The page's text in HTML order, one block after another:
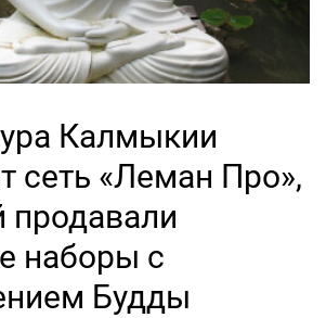
Калмыкии
сеть «Леман Про»,
продавали
наборы с
Будды